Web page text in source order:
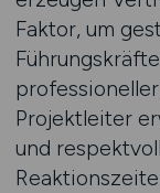
Faktor, um
Projektleiter
und